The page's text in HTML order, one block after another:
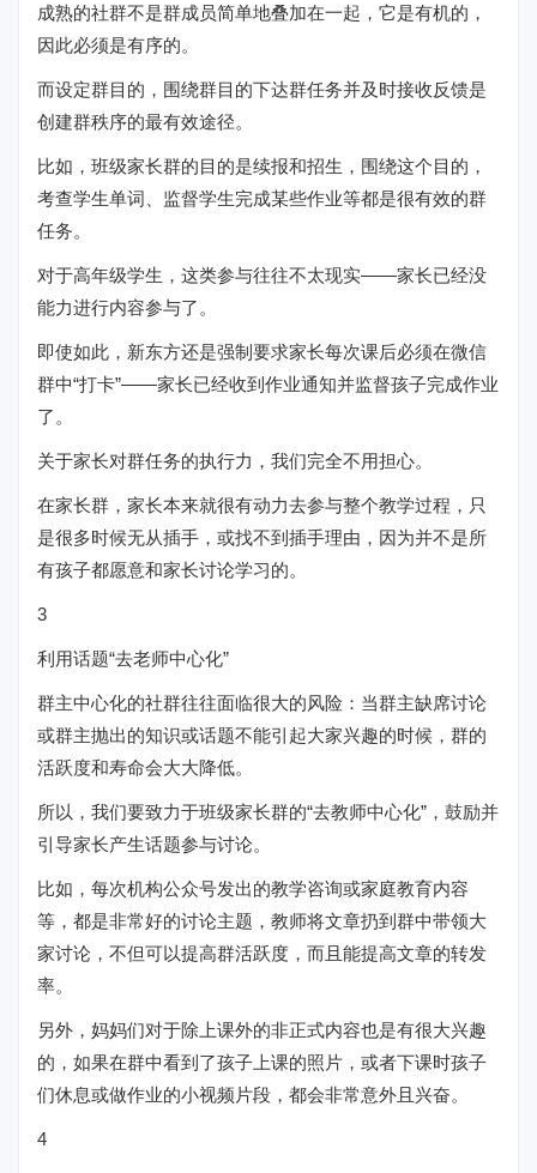
成熟的社群不是群成员简单地叠加在一起，它是有机的，
因此必须是有序的。
而设定群目的，围绕群目的下达群任务并及时接收反馈是
创建群秩序的最有效途径。
比如，班级家长群的目的是续报和招生，围绕这个目的，
考查学生单词、监督学生完成某些作业等都是很有效的群
任务。
对于高年级学生，这类参与往往不太现实——家长已经没
能力进行内容参与了。
即使如此，新东方还是强制要求家长每次课后必须在微信
群中“打卡”——家长已经收到作业通知并监督孩子完成作业
了。
关于家长对群任务的执行力，我们完全不用担心。
在家长群，家长本来就很有动力去参与整个教学过程，只
是很多时候无从插手，或找不到插手理由，因为并不是所
有孩子都愿意和家长讨论学习的。
3
利用话题“去老师中心化”
群主中心化的社群往往面临很大的风险：当群主缺席讨论
或群主抛出的知识或话题不能引起大家兴趣的时候，群的
活跃度和寿命会大大降低。
所以，我们要致力于班级家长群的“去教师中心化”，鼓励并
引导家长产生话题参与讨论。
比如，每次机构公众号发出的教学咨询或家庭教育内容
等，都是非常好的讨论主题，教师将文章扔到群中带领大
家讨论，不但可以提高群活跃度，而且能提高文章的转发
率。
另外，妈妈们对于除上课外的非正式内容也是有很大兴趣
的，如果在群中看到了孩子上课的照片，或者下课时孩子
们休息或做作业的小视频片段，都会非常意外且兴奋。
4